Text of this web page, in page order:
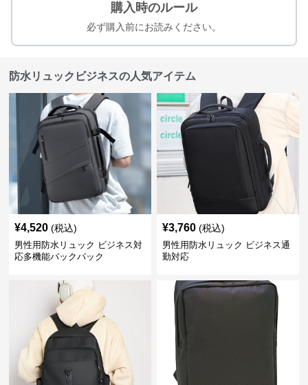
購入時のルール
必ず購入前にお読みください。
防水リュックビジネスの人気アイテム
¥4,520 (税込)
男性用防水リュック ビジネス対
応多機能バックパック
¥3,760 (税込)
男性用防水リュック ビジネス通
勤対応